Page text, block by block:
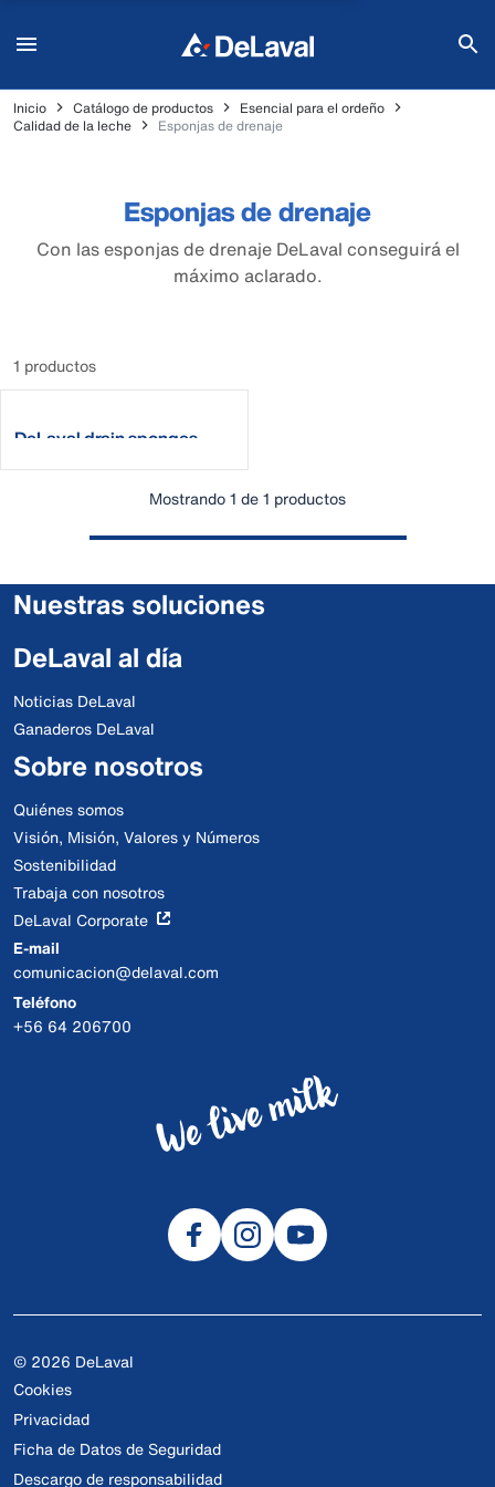
Inicio Catálogo de productos
Esencial para el ordeño
Calidad de la leche
Esponjas de drenaje
Esponjas de drenaje
Con las esponjas de drenaje DeLaval conseguirá el
máximo aclarado.
1 productos
DeLaval drain sponges
Mostrando 1 de 1 productos
Nuestras soluciones
DeLaval al día
Noticias DeLaval
Ganaderos DeLaval
Sobre nosotros
Quiénes somos
Visión, Misión, Valores y Números
Sostenibilidad
Trabaja con nosotros
DeLaval Corporate
E-mail
comunicacion@delaval.com
Teléfono
+56 64 206700
© 2026 DeLaval
Cookies
Privacidad
Ficha de Datos de Seguridad
Descargo de responsabilidad